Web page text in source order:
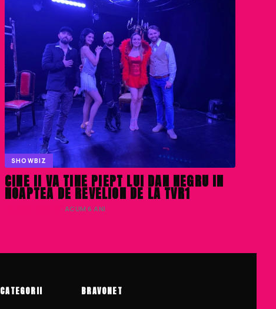
SHOWBIZ
CINE II VA TINE PIEPT LUI DAN NEGRU IN
NOAPTEA DE REVELION DE LA TVR1
· ACUM 6 ANI
CATEGORII BRAVONET